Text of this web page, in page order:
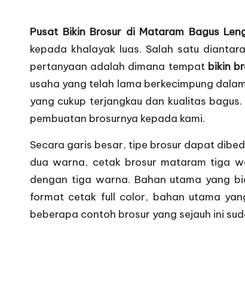
Pusat Bikin Brosur di Mataram Bagus
kepada khalayak luas. Salah satu
pertanyaan adalah dimana tempat bikin
usaha yang telah lama berkecimpung
yang cukup terjangkau dan kualitas
pembuatan brosurnya kepada kami.
Secara garis besar, tipe brosur dapat
dua warna, cetak brosur mataram tiga
dengan tiga warna. Bahan utama yang
format cetak full color, bahan utama
beberapa contoh brosur yang sejauh ini